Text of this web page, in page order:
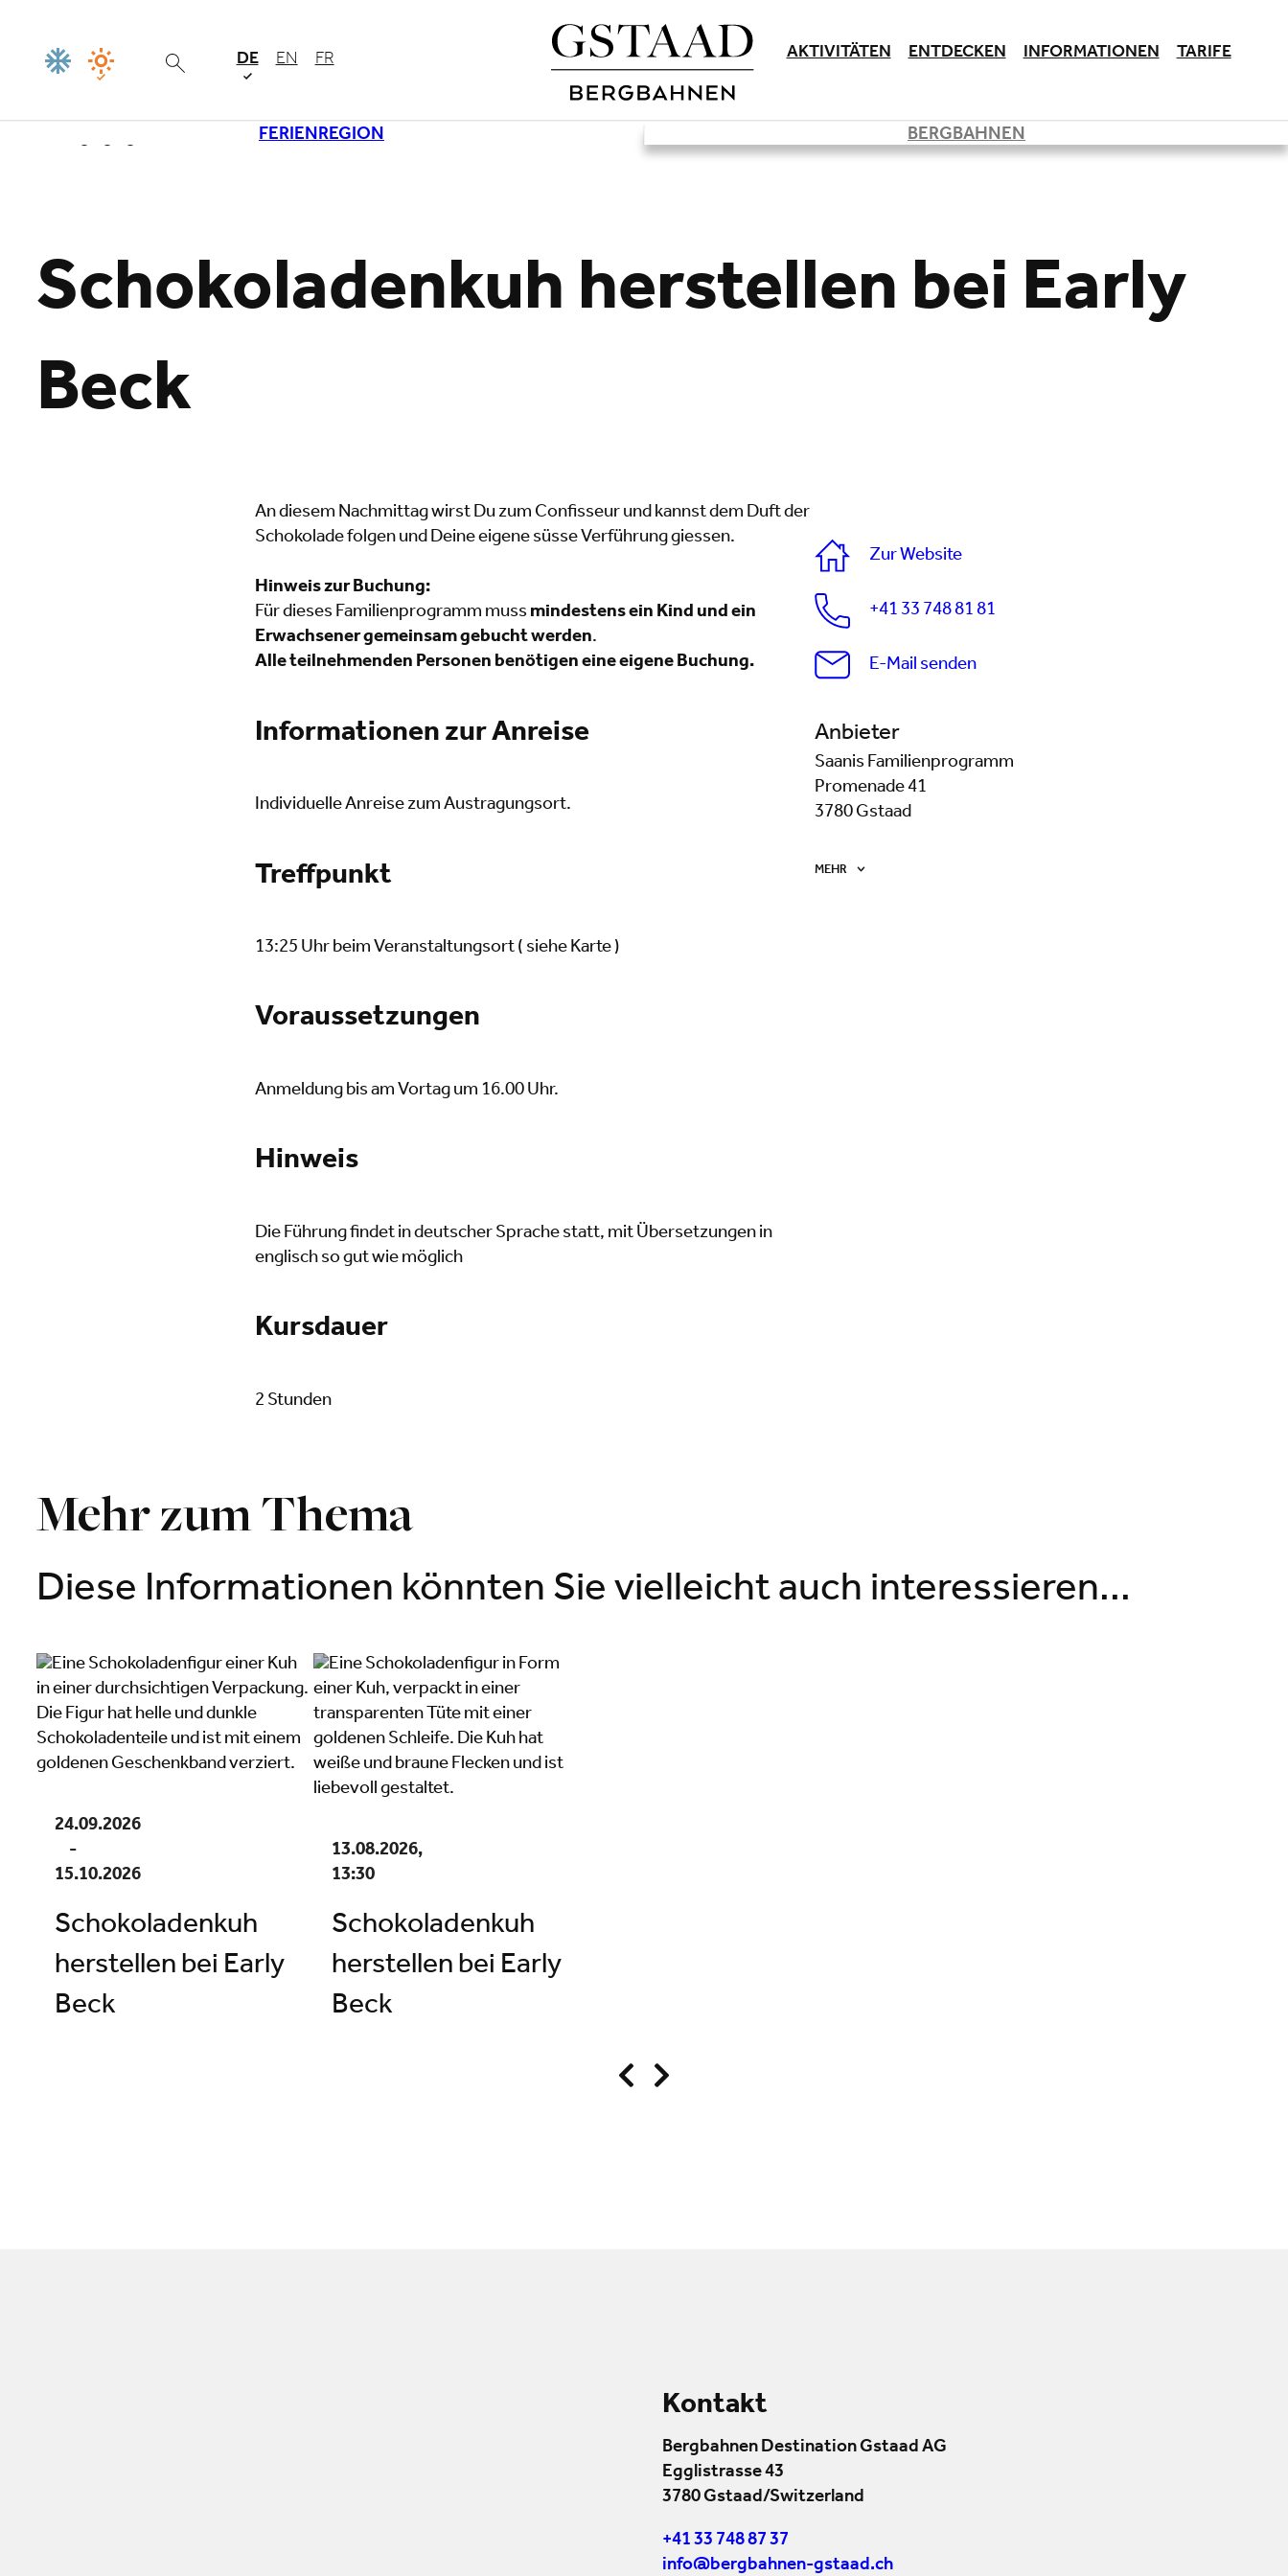
DE EN FR AKTIVITÄTEN ENTDECKEN INFORMATIONEN TARIFE
FERIENREGION BERGBAHNEN
Schokoladenkuh herstellen bei Early
Beck
An diesem Nachmittag wirst Du zum Confisseur und kannst dem Duft der
Schokolade folgen und Deine eigene süsse Verführung giessen.
Hinweis zur Buchung:
Für dieses Familienprogramm muss mindestens ein Kind und ein
Erwachsener gemeinsam gebucht werden.
Alle teilnehmenden Personen benötigen eine eigene Buchung.
Informationen zur Anreise
Individuelle Anreise zum Austragungsort.
Treffpunkt
13:25 Uhr beim Veranstaltungsort ( siehe Karte )
Voraussetzungen
Anmeldung bis am Vortag um 16.00 Uhr.
Hinweis
Die Führung findet in deutscher Sprache statt, mit Übersetzungen in
englisch so gut wie möglich
Kursdauer
2 Stunden
Zur Website
+41 33 748 81 81
E-Mail senden
Anbieter
Saanis Familienprogramm
Promenade 41
3780 Gstaad
MEHR
Mehr zum Thema
Diese Informationen könnten Sie vielleicht auch interessieren...
24.09.2026
-
15.10.2026
Schokoladenkuh
herstellen bei Early
Beck
13.08.2026,
13:30
Schokoladenkuh
herstellen bei Early
Beck
Kontakt
Bergbahnen Destination Gstaad AG
Egglistrasse 43
3780 Gstaad/Switzerland
+41 33 748 87 37
info@bergbahnen-gstaad.ch